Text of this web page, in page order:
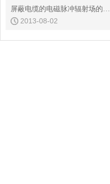
屏蔽电缆的电磁脉冲辐射场的耦合特性
2013-08-02